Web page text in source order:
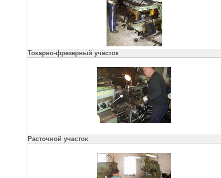
Токарно-фрезерный участок
Расточной участок